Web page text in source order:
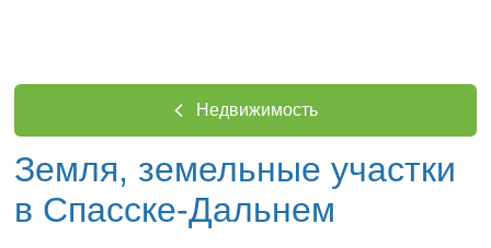
Недвижимость
Земля, земельные участки
в Спасске-Дальнем